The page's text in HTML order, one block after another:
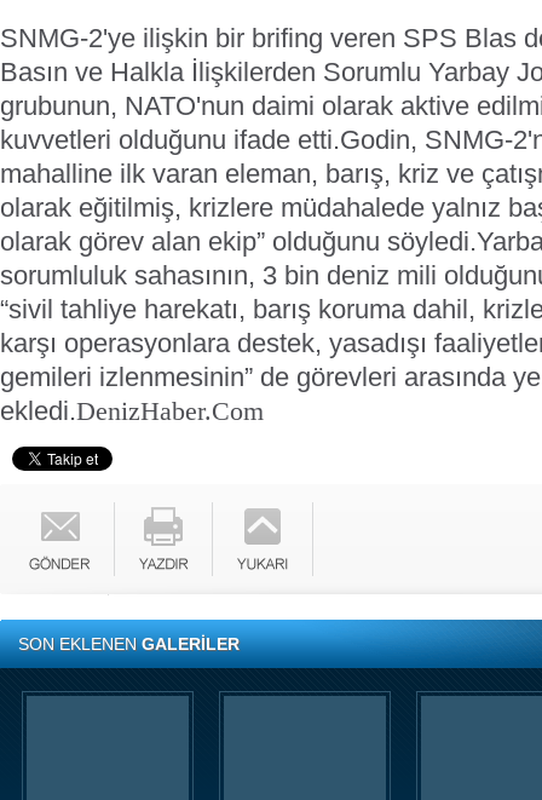
SNMG-2'ye ilişkin bir brifing veren SPS Blas
Basın ve Halkla İlişkilerden Sorumlu Yarbay
grubunun, NATO'nun daimi olarak aktive
kuvvetleri olduğunu ifade etti.Godin, SNMG-
mahalline ilk varan eleman, barış, kriz ve
olarak eğitilmiş, krizlere müdahalede yalnız
olarak görev alan ekip” olduğunu söyledi.
sorumluluk sahasının, 3 bin deniz mili
“sivil tahliye harekatı, barış koruma dahil,
karşı operasyonlara destek, yasadışı
gemileri izlenmesinin” de görevleri arasında
ekledi.DenizHaber.Com
SON EKLENENGALERİLER